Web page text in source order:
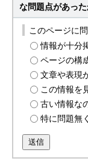
な問題点があった
このページに
情報が十分
ページの構
文章や表現
この情報を
古い情報な
特に問題無
送信